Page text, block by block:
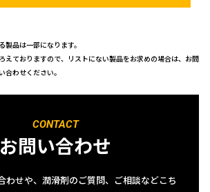
品は一部になります。
えておりますので、リストにない製品をお求めの場合は、お問
合わせください。
CONTACT
お問い合わせ
わせや、潤滑剤のご質問、ご相談などこち